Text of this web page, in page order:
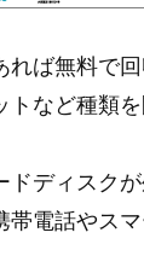
ば無料で
など種類
ディスク
電話やス